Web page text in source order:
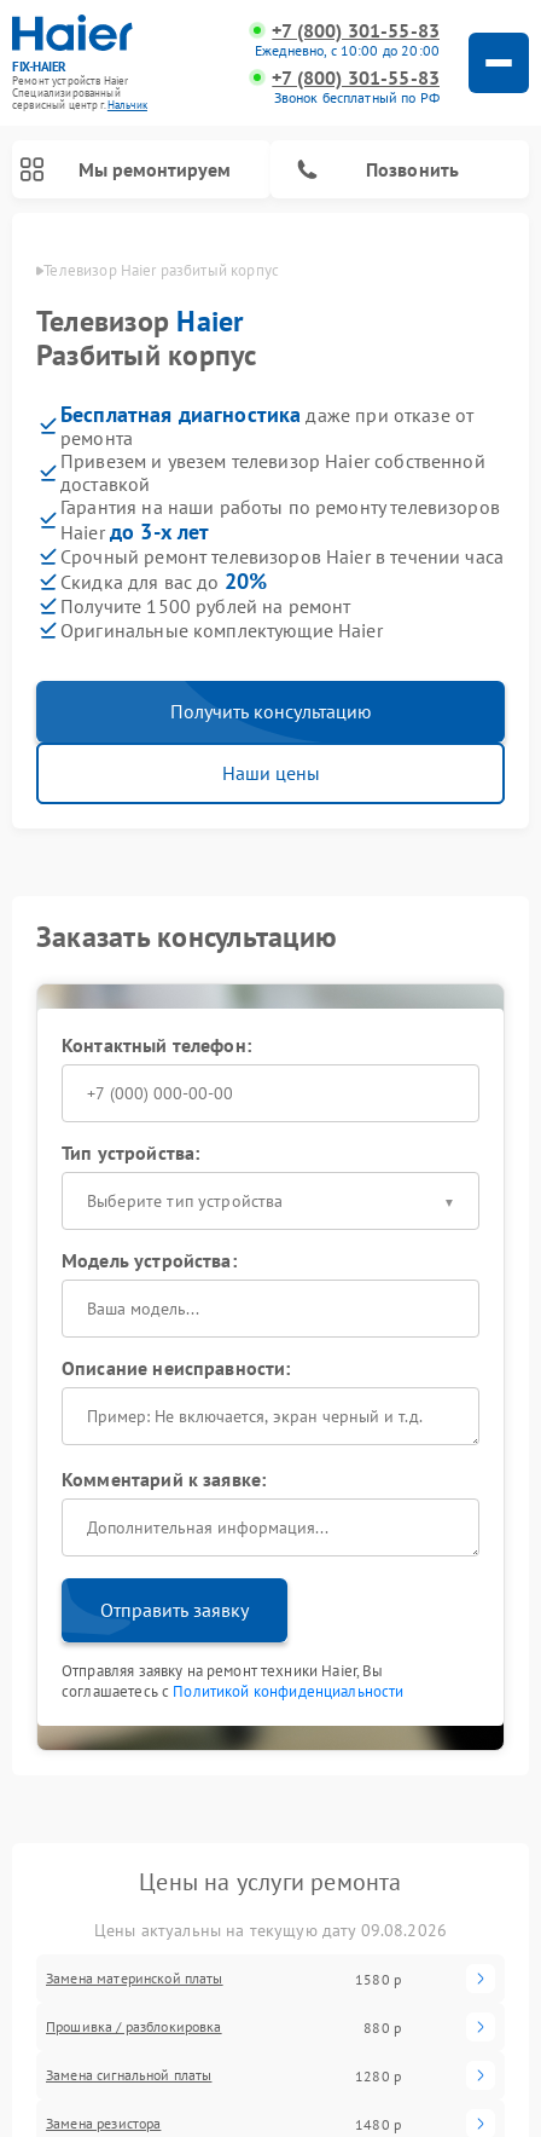
FIX-HAIER
Ремонт устройств Haier
Специализированный
cервисный центр г.Нальчик
+7 (800) 301-55-83
Ежедневно, с 10:00 до 20:00
+7 (800) 301-55-83
Звонок бесплатный по РФ
Мы ремонтируем Позвонить
Телевизор Haier разбитый корпус
Телевизор Haier
Разбитый корпус
Бесплатная диагностика даже при отказе от
ремонта
Привезем и увезем телевизор Haier собственной
доставкой
Гарантия на наши работы по ремонту телевизоров
Haierдо 3-х лет
Срочный ремонт телевизоров Haier в течении часа
Скидка для вас до 20%
Получите 1500 рублей на ремонт
Оригинальные комплектующие Haier
Получить консультацию
Наши цены
Заказать консультацию
Контактный телефон:
Тип устройства:
Выберите тип устройства
Модель устройства:
Описание неисправности:
Комментарий к заявке:
Отправить заявку
Отправляя заявку на ремонт техники Haier, Вы
соглашаетесь с Политикой конфиденциальности
Цены на услуги ремонта
Цены актуальны на текущую дату 09.08.2026
Замена материнской платы 1580 р
Прошивка / разблокировка 880 р
Замена сигнальной платы 1280 р
Замена резистора 1480 р